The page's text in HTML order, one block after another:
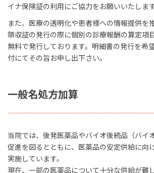
イナ保険証の利用にご協力をお願いいたします
また、医療の透明化や患者様への情報提供を
領収証の発行の際に個別の診療報酬の算定項
無料で発行しております。明細書の発行を希
付にてその旨お申し出下さい。
一般名処方加算
当院では、後発医薬品やバイオ後続品（バイ
促進を図るとともに、医薬品の安定供給に向
実施しています。
現在、一部の医薬品について十分な供給が難